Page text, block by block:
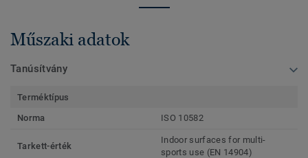
Műszaki adatok
Tanúsítvány
Terméktípus
Norma
ISO 10582
Tarkett-érték
Indoor surfaces for multi-
sports use (EN 14904)